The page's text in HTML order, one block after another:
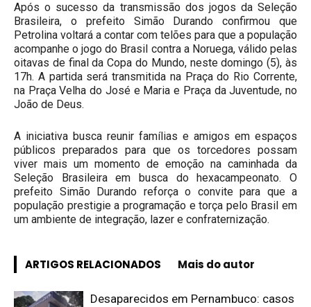
Após o sucesso da transmissão dos jogos da Seleção
Brasileira, o prefeito Simão Durando confirmou que
Petrolina voltará a contar com telões para que a população
acompanhe o jogo do Brasil contra a Noruega, válido pelas
oitavas de final da Copa do Mundo, neste domingo (5), às
17h. A partida será transmitida na Praça do Rio Corrente,
na Praça Velha do José e Maria e Praça da Juventude, no
João de Deus.
A iniciativa busca reunir famílias e amigos em espaços
públicos preparados para que os torcedores possam
viver mais um momento de emoção na caminhada da
Seleção Brasileira em busca do hexacampeonato. O
prefeito Simão Durando reforça o convite para que a
população prestigie a programação e torça pelo Brasil em
um ambiente de integração, lazer e confraternização.
ARTIGOS RELACIONADOS Mais do autor
Desaparecidos em Pernambuco: casos